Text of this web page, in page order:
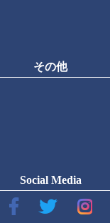
その他
Social Media